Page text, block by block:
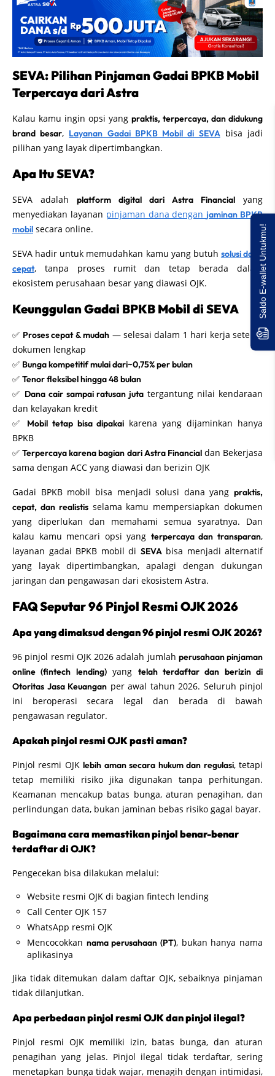
SEVA: Pilihan Pinjaman Gadai BPKB Mobil
Terpercaya dari Astra
Kalau kamu ingin opsi yang praktis, terpercaya, dan didukung
brand besar, Layanan Gadai BPKB Mobil di SEVAbisa jadi
pilihan yang layak dipertimbangkan.
Apa Itu SEVA?
SEVA adalah platform digital dari Astra Financial yang
menyediakan layanan pinjaman dana dengan jaminan BPKB
mobil secara online.
SEVA hadir untuk memudahkan kamu yang butuh solusi dana
cepat, tanpa proses rumit dan tetap berada dalam
ekosistem perusahaan besar yang diawasi OJK.
Keunggulan Gadai BPKB Mobil di SEVA
✅ Proses cepat & mudah — selesai dalam 1 hari kerja setelah
dokumen lengkap
✅ Bunga kompetitif mulai dari~0,75% per bulan
✅ Tenor fleksibel hingga 48 bulan
✅ Dana cair sampai ratusan juta tergantung nilai kendaraan
dan kelayakan kredit
✅ Mobil tetap bisa dipakai karena yang dijaminkan hanya
BPKB
✅Terpercaya karena bagian dari Astra Financialdan Bekerjasa
sama dengan ACC yang diawasi dan berizin OJK
Gadai BPKB mobil bisa menjadi solusi dana yang praktis,
cepat, dan realistisselama kamu mempersiapkan dokumen
yang diperlukan dan memahami semua syaratnya. Dan
kalau kamu mencari opsi yang terpercaya dan transparan,
layanan gadai BPKB mobil di SEVAbisa menjadi alternatif
yang layak dipertimbangkan, apalagi dengan dukungan
jaringan dan pengawasan dari ekosistem Astra.
FAQ Seputar 96 Pinjol Resmi OJK 2026
Apa yang dimaksud dengan 96 pinjol resmi OJK 2026?
96 pinjol resmi OJK 2026 adalah jumlah perusahaan pinjaman
online (fintech lending)yang telah terdaftar dan berizin di
Otoritas Jasa Keuangan per awal tahun 2026. Seluruh pinjol
ini beroperasi secara legal dan berada di bawah
pengawasan regulator.
Apakah pinjol resmi OJK pasti aman?
Pinjol resmi OJKlebih aman secara hukum dan regulasi, tetapi
tetap memiliki risiko jika digunakan tanpa perhitungan.
Keamanan mencakup batas bunga, aturan penagihan, dan
perlindungan data, bukan jaminan bebas risiko gagal bayar.
Bagaimana cara memastikan pinjol benar-benar
terdaftar di OJK?
Pengecekan bisa dilakukan melalui:
Website resmi OJK di bagian fintech lending
Call Center OJK 157
WhatsApp resmi OJK
Mencocokkan nama perusahaan (PT), bukan hanya nama
aplikasinya
Jika tidak ditemukan dalam daftar OJK, sebaiknya pinjaman
tidak dilanjutkan.
Apa perbedaan pinjol resmi OJK dan pinjol ilegal?
Pinjol resmi OJK memiliki izin, batas bunga, dan aturan
penagihan yang jelas. Pinjol ilegal tidak terdaftar, sering
menetapkan bunga tidak wajar, menagih dengan intimidasi,
Saldo E-wallet Untukmu!